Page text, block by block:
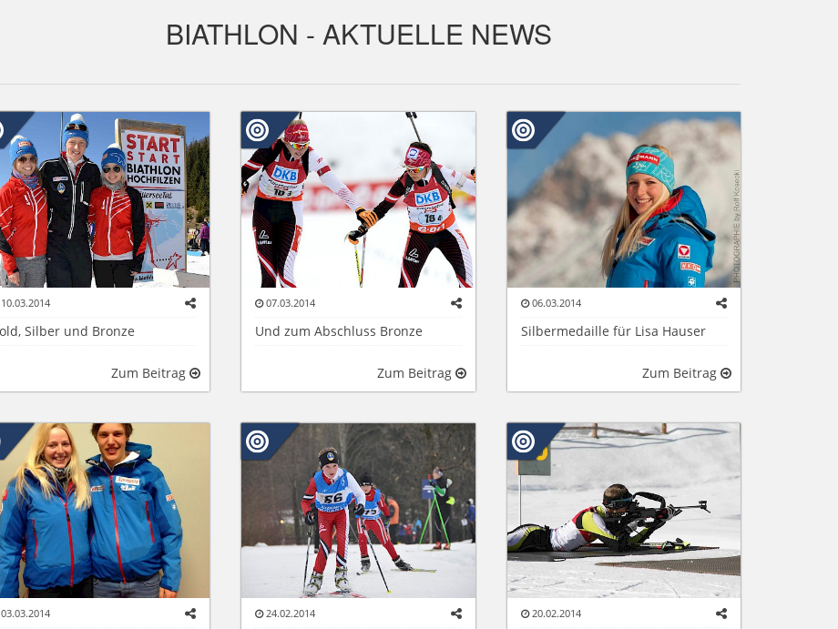
BIATHLON - AKTUELLE NEWS
Silber und Bronze
Zum Beitrag
07.03.2014
Und zum Abschluss Bronze
Zum Beitrag
06.03.2014
Silbermedaille für Lisa Hauser
Zum Beitrag
24.02.2014 20.02.2014